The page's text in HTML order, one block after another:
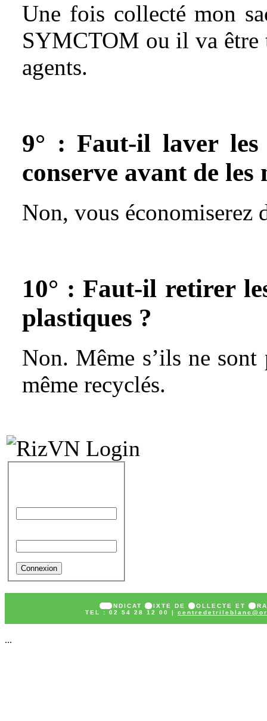
Une fois collecté mon
SYMCTOM ou il va être
agents.
9° : Faut-il laver les
conserve avant de
Non, vous économiserez
10° : Faut-il retirer
plastiques ?
Non. Même s’ils ne
même recyclés.
SY NDICAT MIXTE DE COLLECTE ET T
TEL : 02 54 28 12 00 |
...